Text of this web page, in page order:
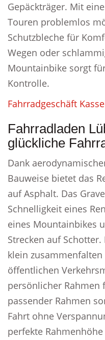
Gepäckträger. Mit
Touren problemlos
Schutzbleche für
Wegen oder
Mountainbike sorgt
Kontrolle.
Fahrradgeschäft
Fahrradladen
glückliche
Dank
Bauweise bietet das
auf Asphalt. Das
Schnelligkeit eines
eines Mountainbikes
Strecken auf
klein
öffentlichen
persönlicher Rahmen
passender Rahmen
Fahrt ohne
perfekte